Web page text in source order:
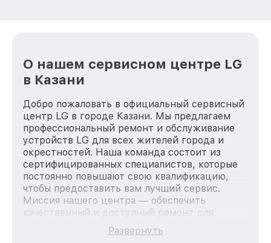
О нашем сервисном центре LG
в Казани
Добро пожаловать в официальный сервисный
центр LG в городе Казани. Мы предлагаем
профессиональный ремонт и обслуживание
устройств LG для всех жителей города и
окрестностей. Наша команда состоит из
сертифицированных специалистов, которые
постоянно повышают свою квалификацию,
чтобы предоставить вам лучший сервис.
Миссия нашего центра — обеспечить
качественный и доступный ремонт для
каждого пользователя продукции LG, вне
зависимости от сложности поломки. Мы
Развернуть